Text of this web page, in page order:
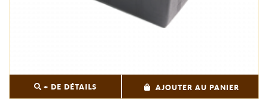
+ DE DÉTAILS AJOUTER AU PANIER